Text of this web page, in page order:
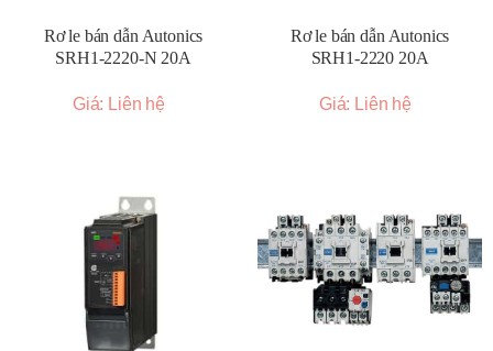
Rơ le bán dẫn Autonics
SRH1-2220-N 20A
Giá: Liên hệ
Rơ le bán dẫn Autonics
SRH1-2220 20A
Giá: Liên hệ